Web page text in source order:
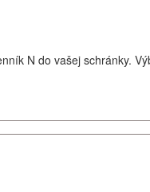
N do vašej schránky.